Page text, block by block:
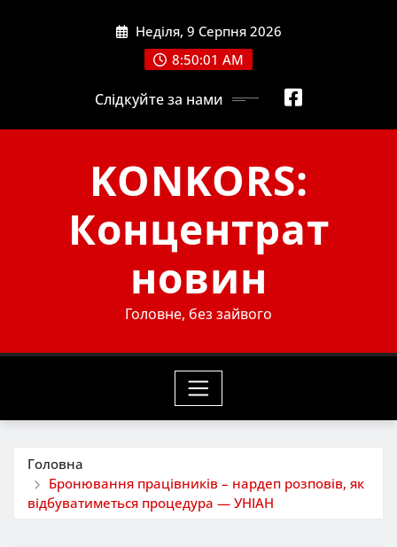
Неділя, 9 Серпня 2026
8:50:02 AM
Слідкуйте за нами
KONKORS:
Концентрат
новин
Головне, без зайвого
Головна
Бронювання працівників – нардеп розповів, як
відбуватиметься процедура — УНІАН